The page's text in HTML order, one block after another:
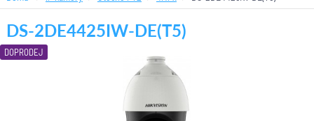
DOPRODEJ
DS-2DE4425IW-DE(T5)